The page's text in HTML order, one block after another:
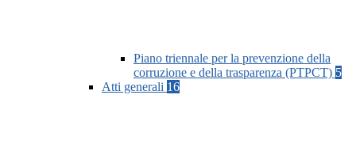
Piano triennale per la prevenzione della
corruzione e della trasparenza (PTPCT) 5
Atti generali 16